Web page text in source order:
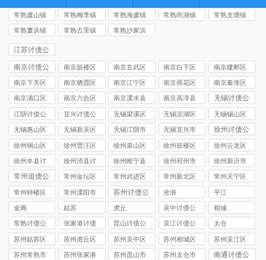
常熟虞山镇
讨债公司
常熟梅李镇
讨债公司
常熟海虞镇
讨债公司
常熟尚湖镇
常熟支塘镇
常熟董浜镇
讨债公司
常熟古里镇
常熟沙家浜
江苏讨债公
司
南京讨债公
司
南京鼓楼区
讨债公司
南京玄武区
讨债公司
南京白下区
讨债公司
南京建邺区
讨债公司
南京下关区
讨债公司
南京栖霞区
讨债公司
南京江宁区
讨债公司
南京雨花区
讨债公司
南京秦淮区
讨债公司
南京浦口区
讨债公司
南京六合区
讨债公司
南京溧水县
讨债公司
南京高淳县
讨债公司
无锡讨债公
司
江阴讨债公
司
宜兴讨债公
司
无锡梁溪区
讨债公司
无锡滨湖区
讨债公司
无锡锡山区
讨债公司
无锡惠山区
讨债公司
无锡新吴区
讨债公司
无锡江阴市
讨债公司
无锡宜兴市
讨债公司
徐州讨债公
司
徐州铜山区
讨债公司
徐州贾汪区
讨债公司
徐州泉山区
讨债公司
徐州鼓楼区
讨债公司
徐州云龙区
讨债公司
徐州丰县讨
债公司
徐州沛县讨
债公司
徐州睢宁县
讨债公司
徐州‌邳州市
讨债公司
徐州新沂市
讨债公司
常州追债公
司
常州金坛区
讨债公司
常州武进区
讨债公司
常州新北区
讨债公司
常州天宁区
讨债公司
常州钟楼区
讨债公司
常州溧阳市
讨债公司
苏州讨债公
司
沧浪 平江
金阊 姑苏 虎丘
吴中讨债公
司
相城
常熟讨债公
司
张家港讨债
公司
昆山讨债公
司
吴江讨债公
司
太仓
苏州姑苏区
讨债公司
苏州虎丘区
讨债公司
苏州吴中区
讨债公司
苏州相城区
讨债公司
苏州吴江区
讨债公司
苏州常熟市
苏州张家港
苏州昆山市
苏州太仓市
南通讨债公